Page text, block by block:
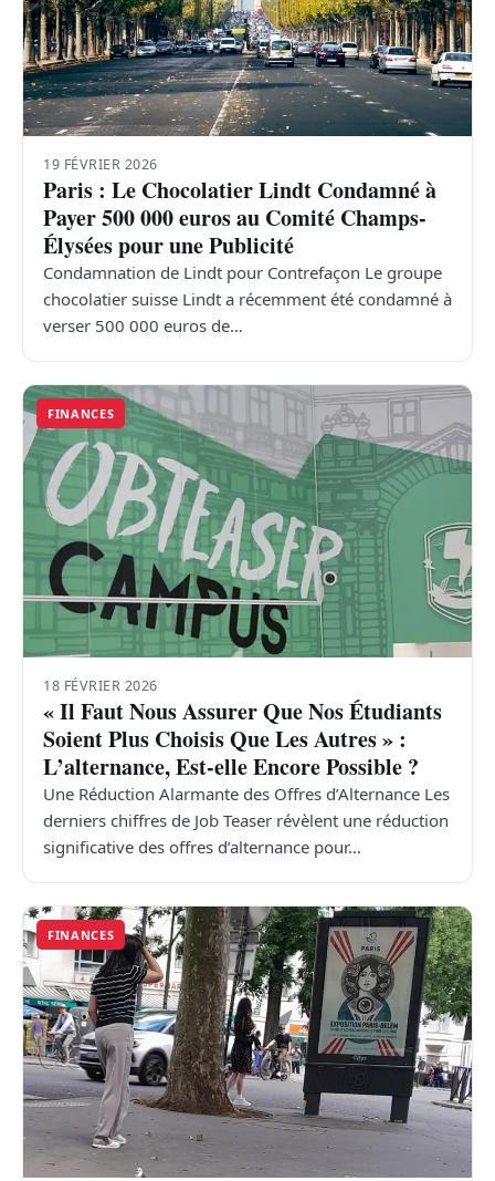
19 FÉVRIER 2026
Paris : Le Chocolatier Lindt Condamné à
Payer 500 000 euros au Comité Champs-
Élysées pour une Publicité
Condamnation de Lindt pour Contrefaçon Le groupe
chocolatier suisse Lindt a récemment été condamné à
verser 500 000 euros de…
FINANCES
18 FÉVRIER 2026
« Il Faut Nous Assurer Que Nos Étudiants
Soient Plus Choisis Que Les Autres » :
L’alternance, Est-elle Encore Possible ?
Une Réduction Alarmante des Offres d’Alternance Les
derniers chiffres de Job Teaser révèlent une réduction
significative des offres d’alternance pour…
FINANCES